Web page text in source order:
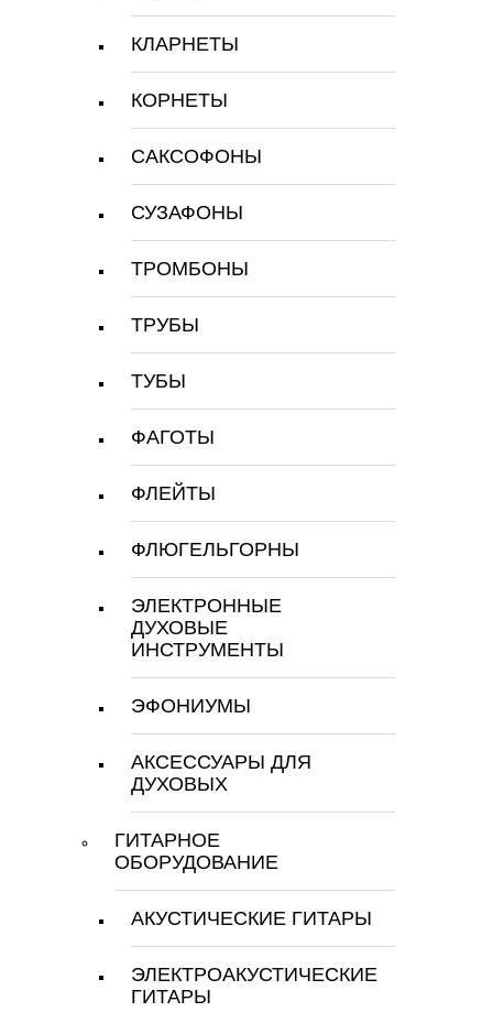
КЛАРНЕТЫ
КОРНЕТЫ
САКСОФОНЫ
СУЗАФОНЫ
ТРОМБОНЫ
ТРУБЫ
ТУБЫ
ФАГОТЫ
ФЛЕЙТЫ
ФЛЮГЕЛЬГОРНЫ
ЭЛЕКТРОННЫЕ
ДУХОВЫЕ
ИНСТРУМЕНТЫ
ЭФОНИУМЫ
АКСЕССУАРЫ ДЛЯ
ДУХОВЫХ
ГИТАРНОЕ
ОБОРУДОВАНИЕ
АКУСТИЧЕСКИЕ ГИТАРЫ
ЭЛЕКТРОАКУСТИЧЕСКИЕ
ГИТАРЫ